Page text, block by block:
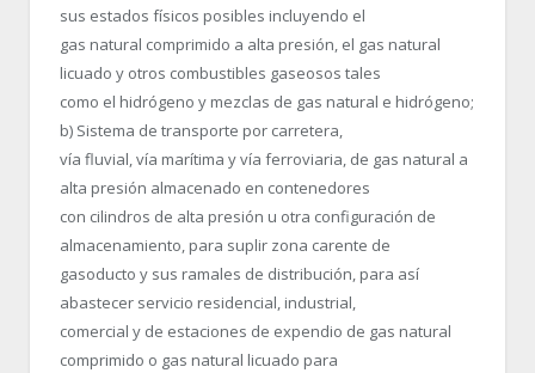
sus estados físicos posibles incluyendo el
gas natural comprimido a alta presión, el gas natural
licuado y otros combustibles gaseosos tales
como el hidrógeno y mezclas de gas natural e hidrógeno;
b) Sistema de transporte por carretera,
vía fluvial, vía marítima y vía ferroviaria, de gas natural a
alta presión almacenado en contenedores
con cilindros de alta presión u otra configuración de
almacenamiento, para suplir zona carente de
gasoducto y sus ramales de distribución, para así
abastecer servicio residencial, industrial,
comercial y de estaciones de expendio de gas natural
comprimido o gas natural licuado para